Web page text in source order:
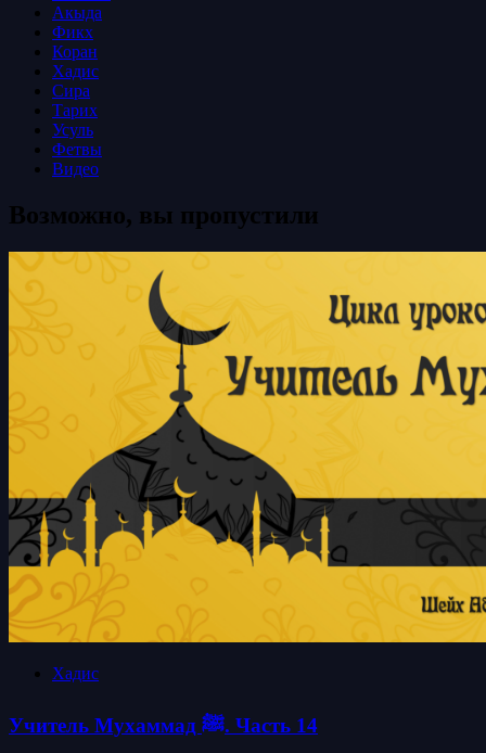
Акыда
Фикх
Коран
Хадис
Сира
Тарих
Усуль
Фетвы
Видео
Возможно, вы пропустили
Хадис
Учитель Мухаммад ﷺ. Часть 14